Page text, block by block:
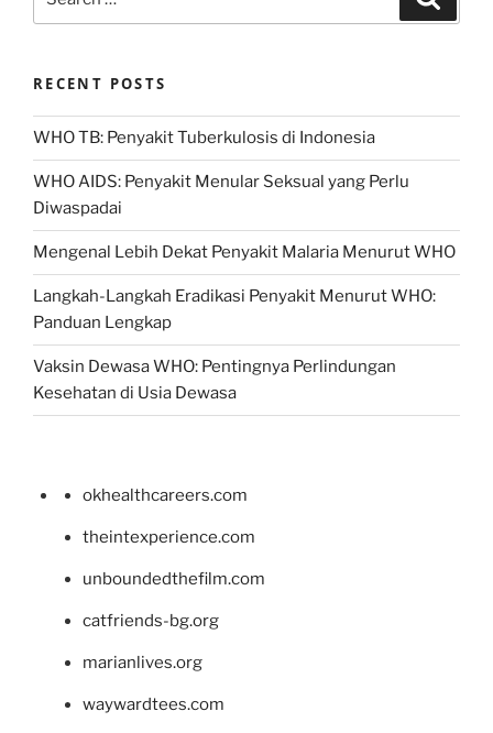
for:
RECENT POSTS
WHO TB: Penyakit Tuberkulosis di Indonesia
WHO AIDS: Penyakit Menular Seksual yang Perlu
Diwaspadai
Mengenal Lebih Dekat Penyakit Malaria Menurut WHO
Langkah-Langkah Eradikasi Penyakit Menurut WHO:
Panduan Lengkap
Vaksin Dewasa WHO: Pentingnya Perlindungan
Kesehatan di Usia Dewasa
okhealthcareers.com
theintexperience.com
unboundedthefilm.com
catfriends-bg.org
marianlives.org
waywardtees.com